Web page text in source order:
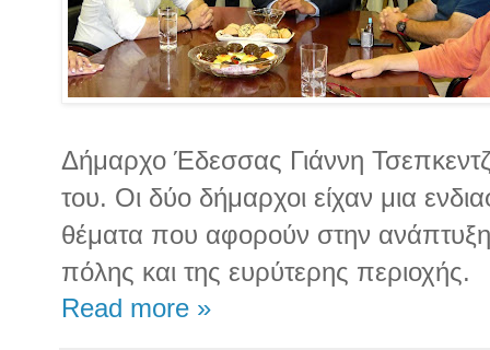
Δήμαρχο Έδεσσας Γιάννη
του. Οι δύο δήμαρχοι είχαν μια
θέματα που αφορούν στην ανάπτυξη
πόλης και της ευρύτερης περιοχής.
Read more »